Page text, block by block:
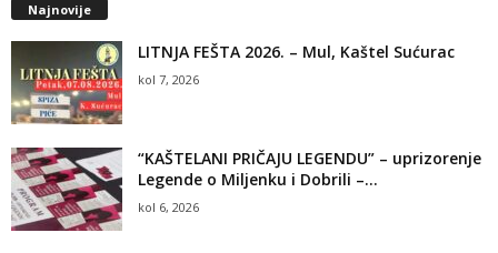
Najnovije
LITNJA FEŠTA 2026. – Mul, Kaštel Sućurac
kol 7, 2026
“KAŠTELANI PRIČAJU LEGENDU” – uprizorenje
Legende o Miljenku i Dobrili –...
kol 6, 2026